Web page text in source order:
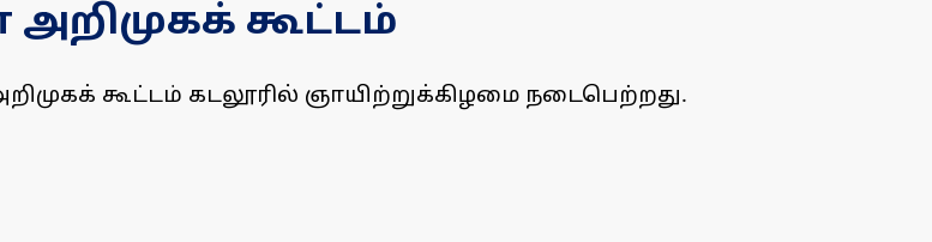
கூட்டம்
கூட்டம் கடலூரில் ஞாயிற்றுக்கிழமை நடைபெற்றது.